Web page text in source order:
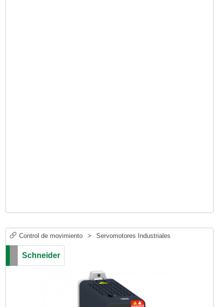
Control de movimiento > Servomotores Industriales
Schneider